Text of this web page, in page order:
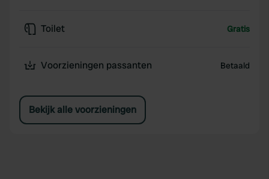
Toilet Gratis
Voorzieningen passanten Betaald
Bekijk alle voorzieningen